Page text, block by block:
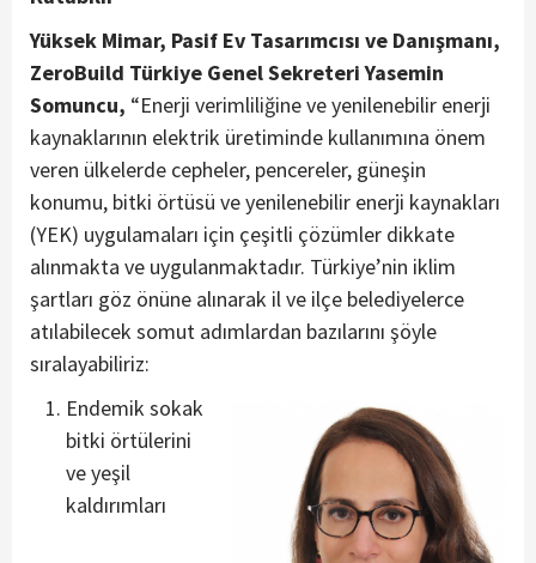
Yüksek Mimar, Pasif Ev Tasarımcısı ve Danışmanı,
ZeroBuild Türkiye Genel Sekreteri Yasemin
Somuncu, “Enerji verimliliğine ve yenilenebilir enerji
kaynaklarının elektrik üretiminde kullanımına önem
veren ülkelerde cepheler, pencereler, güneşin
konumu, bitki örtüsü ve yenilenebilir enerji kaynakları
(YEK) uygulamaları için çeşitli çözümler dikkate
alınmakta ve uygulanmaktadır. Türkiye’nin iklim
şartları göz önüne alınarak il ve ilçe belediyelerce
atılabilecek somut adımlardan bazılarını şöyle
sıralayabiliriz:
Endemik sokak
bitki örtülerini
ve yeşil
kaldırımları